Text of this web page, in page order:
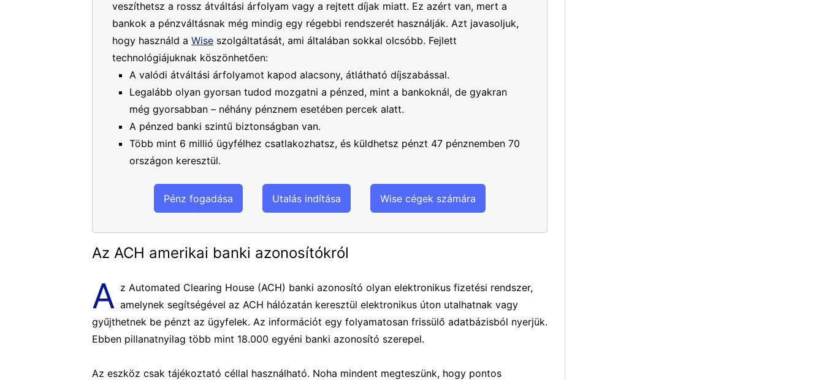
veszíthetsz a rossz átváltási árfolyam vagy a rejtett díjak miatt. Ez azért van, mert a
bankok a pénzváltásnak még mindig egy régebbi rendszerét használják. Azt javasoljuk,
hogy használd a Wise szolgáltatását, ami általában sokkal olcsóbb. Fejlett
technológiájuknak köszönhetően:
A valódi átváltási árfolyamot kapod alacsony, átlátható díjszabással.
Legalább olyan gyorsan tudod mozgatni a pénzed, mint a bankoknál, de gyakran
még gyorsabban – néhány pénznem esetében percek alatt.
A pénzed banki szintű biztonságban van.
Több mint 6 millió ügyfélhez csatlakozhatsz, és küldhetsz pénzt 47 pénznemben 70
országon keresztül.
Pénz fogadása Utalás indítása Wise cégek számára
Az ACH amerikai banki azonosítókról
A z Automated Clearing House (ACH) banki azonosító olyan elektronikus fizetési rendszer,
amelynek segítségével az ACH hálózatán keresztül elektronikus úton utalhatnak vagy
gyűjthetnek be pénzt az ügyfelek. Az információt egy folyamatosan frissülő adatbázisból nyerjük.
Ebben pillanatnyilag több mint 18.000 egyéni banki azonosító szerepel.
Az eszköz csak tájékoztató céllal használható. Noha mindent megteszünk, hogy pontos